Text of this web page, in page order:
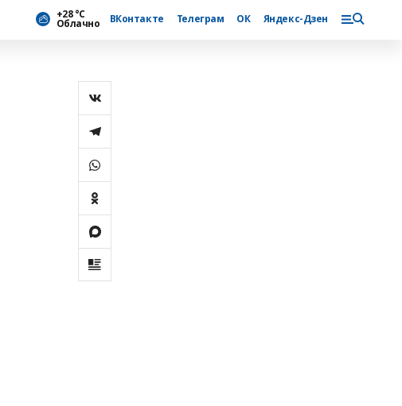
+28 °С
Облачно ВКонтакте Телеграм ОК Яндекс-Дзен